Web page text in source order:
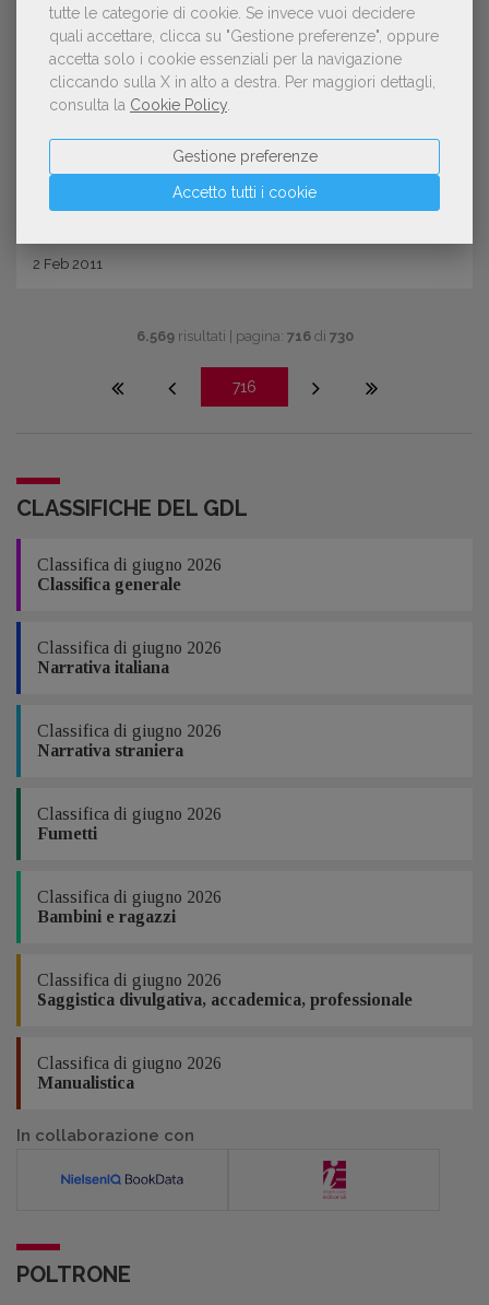
tutte le categorie di cookie. Se invece vuoi decidere
quali accettare, clicca su "Gestione preferenze", oppure
accetta solo i cookie essenziali per la navigazione
cliccando sulla X in alto a destra.
Per maggiori dettagli,
consulta la Cookie Policy
Accetto tutti i cookie
Gestione preferenze
INNOVAZIONE
Stampa, pubblicità, e tablet
2 Feb 2011
6.569risultati | pagina: 716di 730
716
CLASSIFICHE DEL GDL
Classifica di giugno 2026
Classifica generale
Classifica di giugno 2026
Narrativa italiana
Classifica di giugno 2026
Narrativa straniera
Classifica di giugno 2026
Fumetti
Classifica di giugno 2026
Bambini e ragazzi
Classifica di giugno 2026
Saggistica divulgativa, accademica, professionale
Classifica di giugno 2026
Manualistica
In collaborazione con
POLTRONE